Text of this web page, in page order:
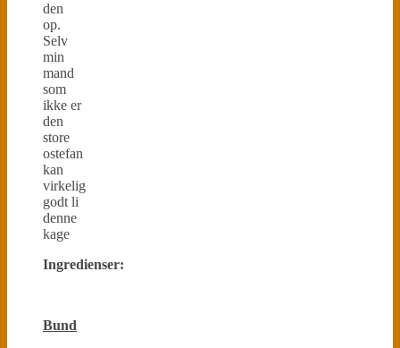
den
op.
Selv
min
mand
som
ikke er
den
store
ostefan
kan
virkelig
godt li
denne
kage
Ingredienser:
Bund